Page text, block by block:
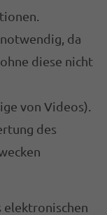
da
diese nicht
von Videos).
des
elektronischen